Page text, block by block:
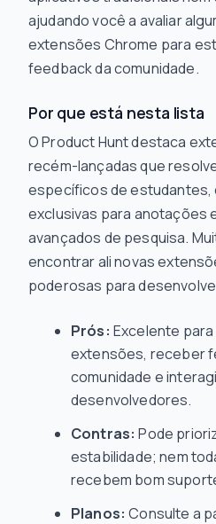
ajudando você a avaliar
extensões Chrome para
feedback da comunidade.
Por que está nesta lista
O Product Hunt destaca
recém-lançadas que
específicos de estudantes,
exclusivas para anotações
avançados de pesquisa.
encontrar ali novas
poderosas para
Prós: Excelente
extensões, receber
comunidade e
desenvolvedores.
Contras: Pode
estabilidade; nem
recebem bom
Planos: Consulte a